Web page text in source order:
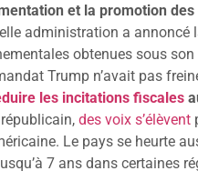
et la promotion
administration a annoncé
obtenues sous son
Trump n’avait pas
les incitations fiscales
des voix s’élèvent
Le pays se heurte
7 ans dans certaines